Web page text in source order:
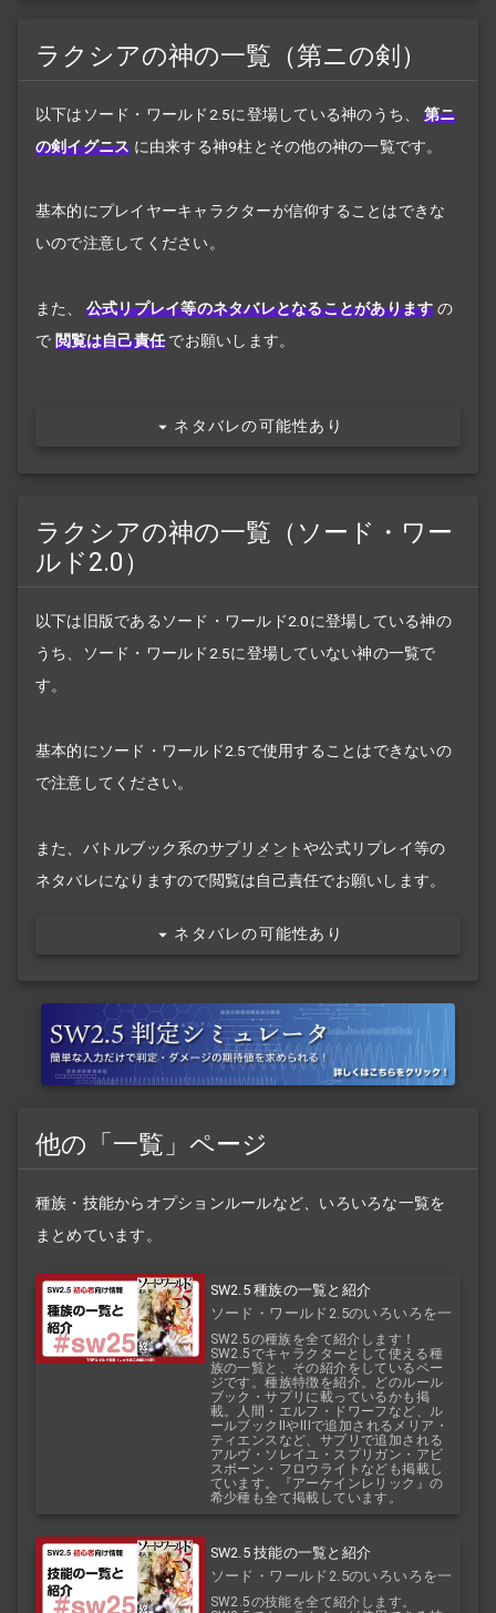
ラクシアの神の一覧（第ニの剣）
以下はソード・ワールド2.5に登場している神のうち、
第ニ
の剣イグニス に由来する神9柱とその他の神の一覧です。
基本的にプレイヤーキャラクターが信仰することはできな
いので注意してください。
また、 公式リプレイ等のネタバレとなることがあります の
で 閲覧は自己責任 でお願いします。
ネタバレの可能性あり
ラクシアの神の一覧（ソード・ワー
ルド2.0）
以下は旧版であるソード・ワールド2.0に登場している神の
うち、ソード・ワールド2.5に登場していない神の一覧で
す。
基本的にソード・ワールド2.5で使用することはできないの
で注意してください。
また、バトルブック系のサプリメントや公式リプレイ等の
ネタバレになりますので閲覧は自己責任でお願いします。
ネタバレの可能性あり
他の「一覧」ページ
種族・技能からオプションルールなど、いろいろな一覧を
まとめています。
SW2.5 種族の一覧と紹介
ソード・ワールド2.5のいろいろを一
覧で！
SW2.5の種族を全て紹介します！
SW2.5でキャラクターとして使える種
族の一覧と、その紹介をしているペー
ジです。種族特徴を紹介。どのルール
ブック・サプリに載っているかも掲
載。人間・エルフ・ドワーフなど、ル
ールブックIIやIIIで追加されるメリア・
ティエンスなど、サプリで追加される
アルヴ・ソレイユ・スプリガン・アビ
スボーン・フロウライトなども掲載し
ています。『アーケインレリック』の
希少種も全て掲載しています。
SW2.5 技能の一覧と紹介
ソード・ワールド2.5のいろいろを一
覧で！
SW2.5の技能を全て紹介します。